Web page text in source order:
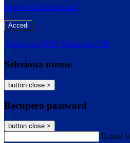
Password dimenticata?
-
Entra con SPID Entra con CIE
Seleziona utente
button close ×
Recupero password
button close ×
E-mail